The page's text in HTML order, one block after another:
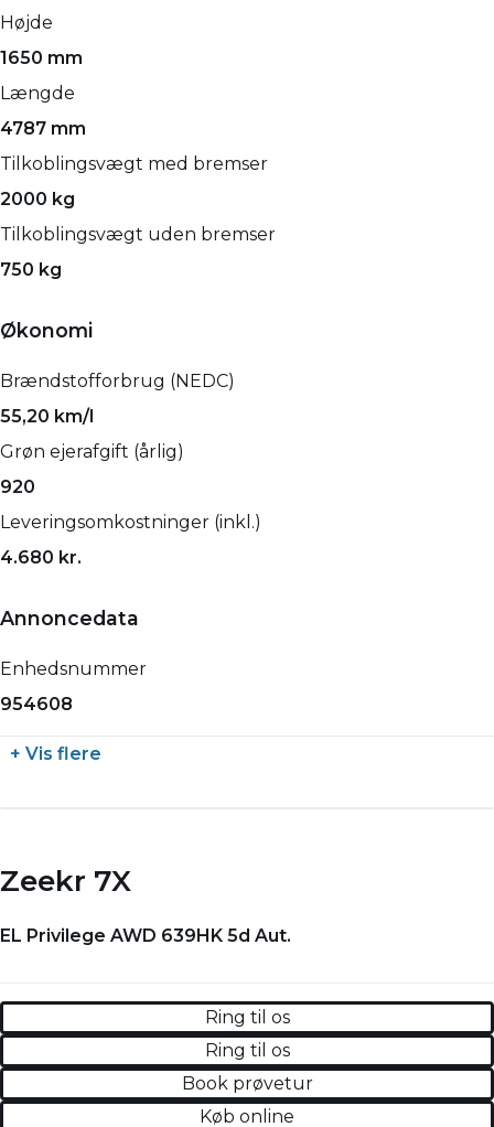
Højde
1650 mm
Længde
4787 mm
Tilkoblingsvægt med bremser
2000 kg
Tilkoblingsvægt uden bremser
750 kg
Økonomi
Brændstofforbrug (NEDC)
55,20 km/l
Grøn ejerafgift (årlig)
920
Leveringsomkostninger (inkl.)
4.680 kr.
Annoncedata
Enhedsnummer
954608
+ Vis flere
Zeekr 7X
EL Privilege AWD 639HK 5d Aut.
Ring til os
Ring til os
Book prøvetur
Køb online